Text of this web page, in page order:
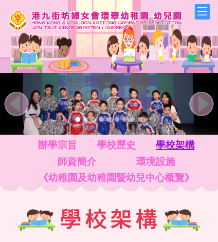
Previous Next
辦學宗旨 學校歷史
學校架構
師資簡介
環境設施
《幼稚園及幼稚園暨幼兒中心概覽》